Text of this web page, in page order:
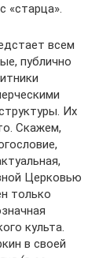
«старца».
всем
публично
Их
Скажем,
Церковью
только
культа.
в своей